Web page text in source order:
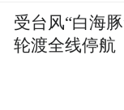
受台风“白海
轮渡全线停航